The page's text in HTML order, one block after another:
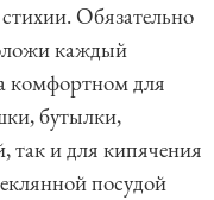
Обязательно
каждый
комфортном для
бутылки,
так и для кипячения
посудой